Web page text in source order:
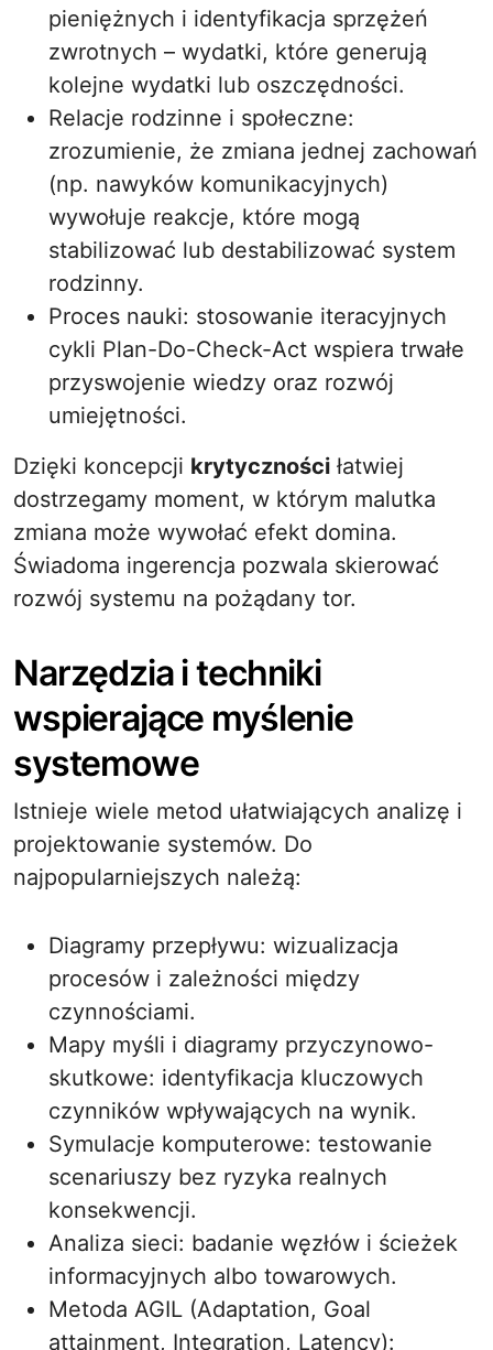
pieniężnych i identyfikacja sprzężeń
zwrotnych – wydatki, które generują
kolejne wydatki lub oszczędności.
Relacje rodzinne i społeczne:
zrozumienie, że zmiana jednej zachowań
(np. nawyków komunikacyjnych)
wywołuje reakcje, które mogą
stabilizować lub destabilizować system
rodzinny.
Proces nauki: stosowanie iteracyjnych
cykli Plan-Do-Check-Act wspiera trwałe
przyswojenie wiedzy oraz rozwój
umiejętności.
Dzięki koncepcji krytyczności łatwiej
dostrzegamy moment, w którym malutka
zmiana może wywołać efekt domina.
Świadoma ingerencja pozwala skierować
rozwój systemu na pożądany tor.
Narzędzia i techniki
wspierające myślenie
systemowe
Istnieje wiele metod ułatwiających analizę i
projektowanie systemów. Do
najpopularniejszych należą:
Diagramy przepływu: wizualizacja
procesów i zależności między
czynnościami.
Mapy myśli i diagramy przyczynowo-
skutkowe: identyfikacja kluczowych
czynników wpływających na wynik.
Symulacje komputerowe: testowanie
scenariuszy bez ryzyka realnych
konsekwencji.
Analiza sieci: badanie węzłów i ścieżek
informacyjnych albo towarowych.
Metoda AGIL (Adaptation, Goal
attainment, Integration, Latency):